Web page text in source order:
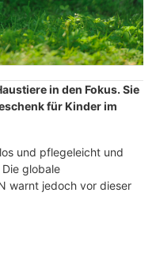
in den Fokus. Sie
für Kinder im
und pflegeleicht und
globale
warnt jedoch vor dieser